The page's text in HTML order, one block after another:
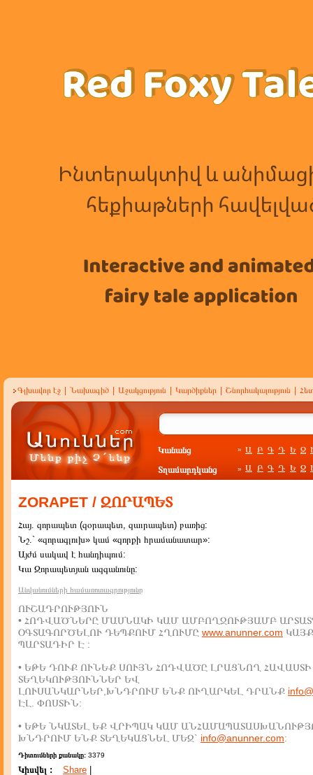
Գլխավոր էջ Նախագիծ Աջակցություն Կարծիքներ Շնորհակալություն
Կանանց » Ա Բ Գ Դ Ե Զ
Տղամարդկանց » Ա Բ Գ Դ Ե Զ
ZORAPET / ԶՈՐԱՊԵՏ
Հայ. զորապետ (զօրապետ, զաւրապետ) բառից:
Նշ.` «զորագլուխ» կամ «զորքի հրամանատար»:
Այժմ սակավ է հանդիպում:
Կա Զորապետյան ազգանունը:
Անվանումների համառոտագրությունը
ՈՒՇԱԴՐՈՒԹՅՈՒՆ
• ՀՈԴՎԱԾՆԵՐԸ ՄԱՍՆԱԿԻ ԿԱՄ ԱՄԲՈՂՋՈՒԹՅԱՄԲ
ՕԳՏԱԳՈՐԾԵԼՈՒ ԴԵՊՔՈՒՄ ՀՂՈՒՄԸ www.anunner.com
ՊԱՐՏԱԴԻՐ Է :
• ԵԹԵ ԴՈՒՔ ՈՒՆԵՔ ՍՈՒՅՆ ՀՈԴՎԱԾԸ ԼՐԱՑՆՈՂ ՀԱՎԱՍՏԻ
ՏԵՂԵԿՈՒԹՅՈՒՆՆԵՐ ԵՎ
ԼՈՒՍԱՆԿԱՐՆԵՐ,ԽՆԴՐՈՒՄ ԵՆՔ ՈՒՂԱՐԿԵԼ ԴՐԱՆՔ
ԷԼ. ՓՈՍՏԻՆ:
• ԵԹԵ ՆԿԱՏԵԼ ԵՔ ՎՐԻՊԱԿ ԿԱՄ
ԽՆԴՐՈՒՄ ԵՆՔ ՏԵՂԵԿԱՑՆԵԼ ՄԵԶ` info@anunner.com:
Դիտումների քանակը: 3379
Կիսվել : Share